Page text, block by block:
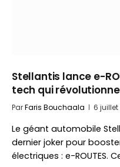
Stellantis lance e-
tech qui
ParFaris Bouchaala 6 juillet
Le géant automobile
dernier joker pour
électriques : e-ROUTES.